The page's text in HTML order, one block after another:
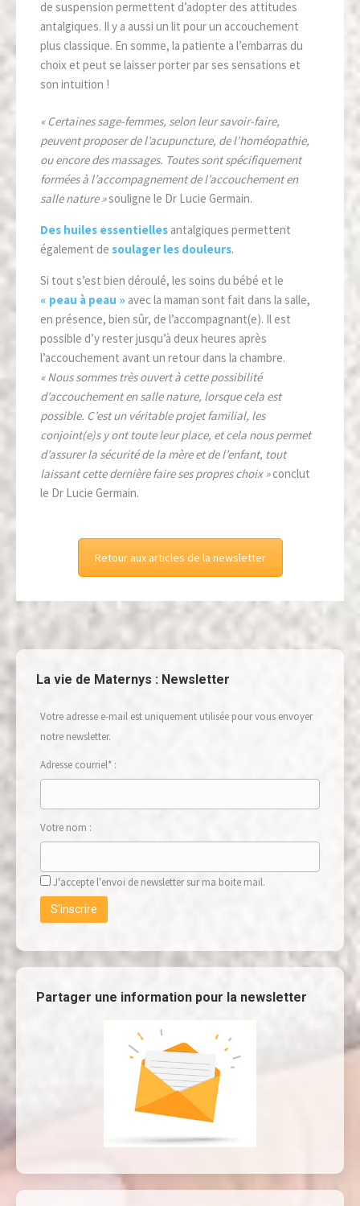
de suspension permettent d’adopter des attitudes
antalgiques. Il y a aussi un lit pour un accouchement
plus classique. En somme, la patiente a l’embarras du
choix et peut se laisser porter par ses sensations et
son intuition !
« Certaines sage-femmes, selon leur savoir-faire,
peuvent proposer de l’acupuncture, de l’homéopathie,
ou encore des massages. Toutes sont spécifiquement
formées à l’accompagnement de l’accouchement en
salle nature »souligne le Dr Lucie Germain.
Des huiles essentielles antalgiques permettent
également de soulager les douleurs.
Si tout s’est bien déroulé, les soins du bébé et le
« peau à peau » avec la maman sont fait dans la salle,
en présence, bien sûr, de l’accompagnant(e). Il est
possible d’y rester jusqu’à deux heures après
l’accouchement avant un retour dans la chambre.
« Nous sommes très ouvert à cette possibilité
d’accouchement en salle nature, lorsque cela est
possible. C’est un véritable projet familial, les
conjoint(e)s y ont toute leur place, et cela nous permet
d’assurer la sécurité de la mère et de l’enfant, tout
laissant cette dernière faire ses propres choix »conclut
le Dr Lucie Germain.
Retour aux articles de la newsletter
La vie de Maternys : Newsletter
Votre adresse e-mail est uniquement utilisée pour vous envoyer
notre newsletter.
Adresse courriel* :
Votre nom :
J'accepte l'envoi de newsletter sur ma boite mail.
Partager une information pour la newsletter